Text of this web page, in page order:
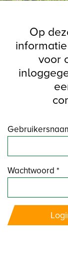
Op
voor
Wachtwoord *